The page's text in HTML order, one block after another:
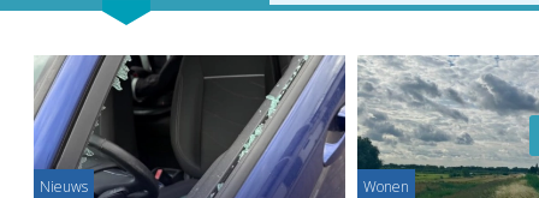
Nieuws Wonen